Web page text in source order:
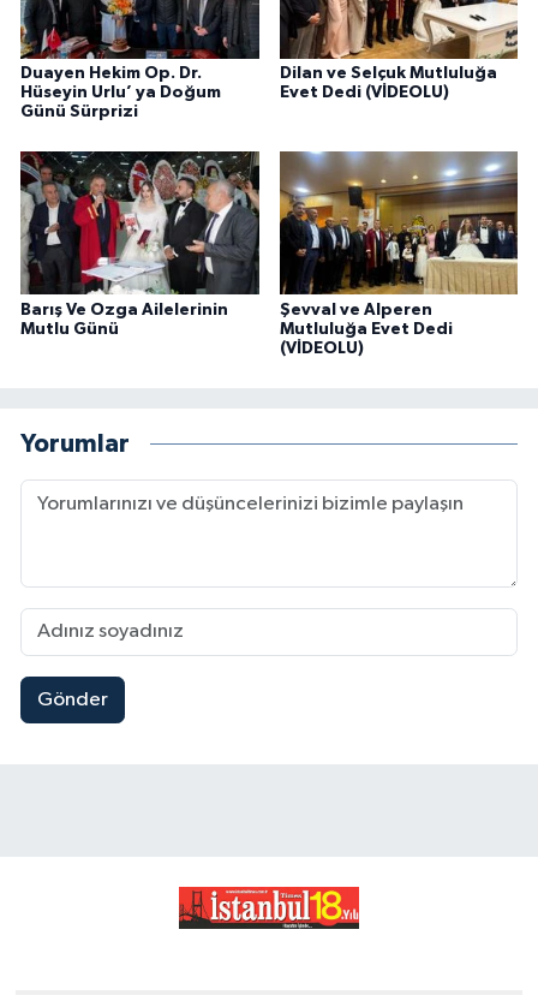
Duayen Hekim Op. Dr.
Hüseyin Urlu’ ya Doğum
Günü Sürprizi
Dilan ve Selçuk Mutluluğa
Evet Dedi (VİDEOLU)
Barış Ve Ozga Ailelerinin
Mutlu Günü
Şevval ve Alperen
Mutluluğa Evet Dedi
(VİDEOLU)
Yorumlar
Gönder